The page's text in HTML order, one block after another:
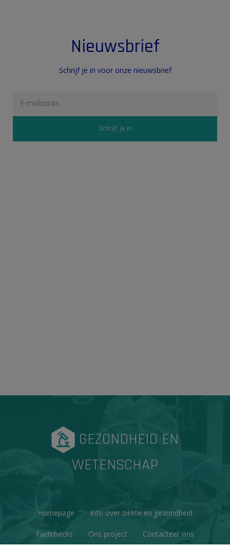
Nieuwsbrief
Schrijf je in voor onze nieuwsbrief
GEZONDHEID EN
WETENSCHAP
Homepage Info over ziekte en gezondheid
Factchecks Ons project Contacteer ons